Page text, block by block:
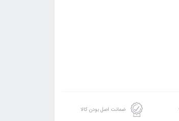
ضمانت اصل بودن کالا